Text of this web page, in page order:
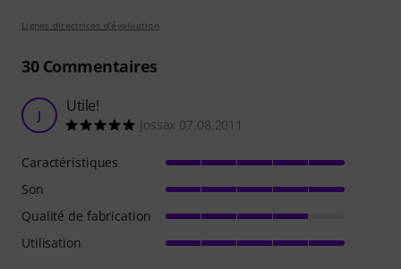
Lignes directrices d'évaluation
30Commentaires
J Utile!
Jossax 07.08.2011
Caractéristiques
Son
Qualité de fabrication
Utilisation